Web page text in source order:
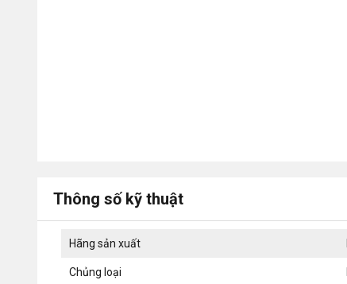
Thông số kỹ thuật
Hãng sản xuất
Chủng loại